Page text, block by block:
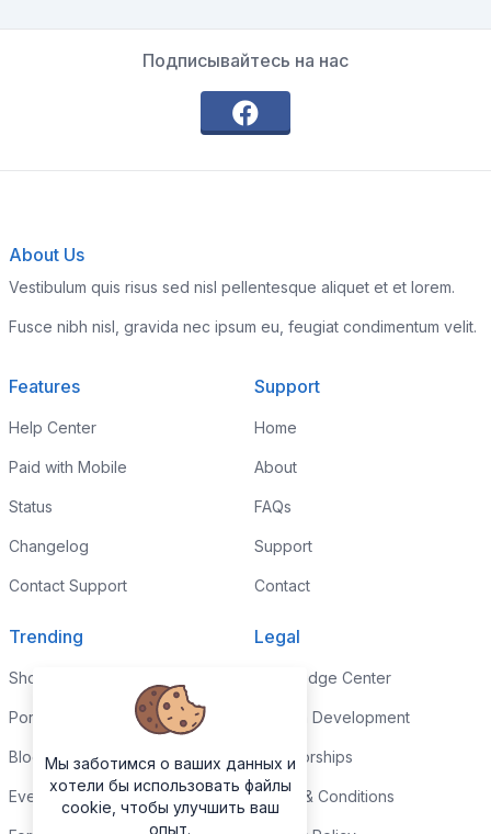
Подписывайтесь на нас
About Us
Vestibulum quis risus sed nisl pellentesque aliquet et et lorem.
Fusce nibh nisl, gravida nec ipsum eu, feugiat condimentum velit.
Features
Help Center
Paid with Mobile
Status
Changelog
Contact Support
Support
Home
About
FAQs
Support
Contact
Trending
Shop
Portfolio
Blog
Events
Legal
Knowledge Center
Custom Development
Sponsorships
Terms & Conditions
Мы заботимся о ваших данных и
хотели бы использовать файлы
cookie, чтобы улучшить ваш
опыт.